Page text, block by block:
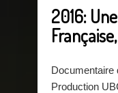
2016:
Documentaire
Production